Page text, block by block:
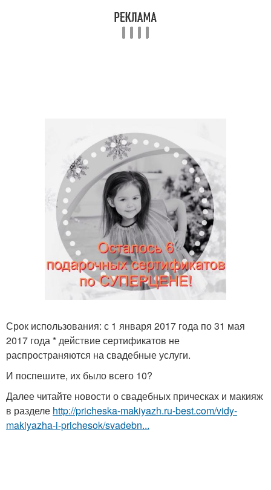
Срок использования: с 1 января 2017 года по 31 мая
2017 года * действие сертификатов не
распространяются на свадебные услуги.
И поспешите, их было всего 10?
Далее читайте новости о свадебных прическах и макияж
в разделе http://pricheska-makiyazh.ru-best.com/vidy-
makiyazha-i-prichesok/svadebn...